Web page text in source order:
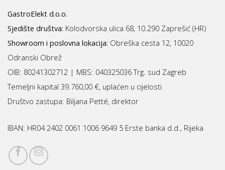
GastroElekt d.o.o.
Sjedište društva: Kolodvorska ulica 68, 10.290 Zaprešić (HR)
Showroom i poslovna lokacija: Obreška cesta 12, 10020
Odranski Obrež
OIB: 80241302712 | MBS: 040325036 Trg. sud Zagreb
Temeljni kapital 39.760,00 €, uplaćen u cijelosti
Društvo zastupa: Biljana Petté, direktor
IBAN: HR04 2402 0061 1006 9649 5 Erste banka d.d., Rijeka